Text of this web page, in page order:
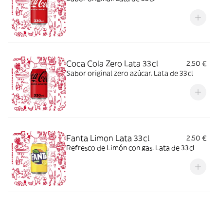
Coca Cola Zero Lata 33cl
2,50 €
Sabor original zero azúcar. Lata de 33cl
Fanta Limon Lata 33cl
2,50 €
Refresco de Limón con gas. Lata de 33cl